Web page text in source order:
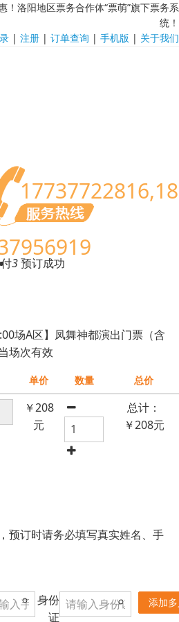
！洛阳地区票务合作体“票萌”旗下票务系
统！
| 注册 | 订单查询 | 手机版 | 关于我们
17737722816,18
3预订成功
场A区】凤舞神都演出门票（含
场次有效
单价 数量 总价
￥208
元
总计：
￥208元
预订时请务必填写真实姓名、手
身份
证
添加